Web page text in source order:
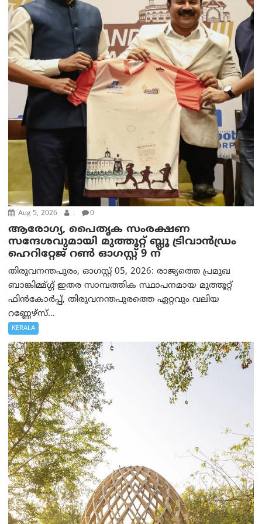
Aug 5, 2026 . 0
ആരോഗ്യ, പൈതൃക സംരക്ഷണ
സന്ദേശവുമായി മുത്തൂറ്റ് ബ്ലൂ ട്രിവാൻഡ്രം
ഹെറിറ്റേജ് റൺ ഓഗസ്റ്റ് 9 ന്
തിരുവനന്തപുരം, ഓഗസ്റ്റ് 05, 2026: രാജ്യത്തെ പ്രമുഖ
ബാങ്കിമ്മ്ഗ്ഗ് ഇതര സാമ്പത്തിക സ്ഥാപനമായ മുത്തൂറ്റ്
ഫിൻകോർപ്പ്, തിരുവനന്തപുരത്തെ ഏറ്റവും വലിയ
റണ്ണേഴ്‌സ്...
KERALA